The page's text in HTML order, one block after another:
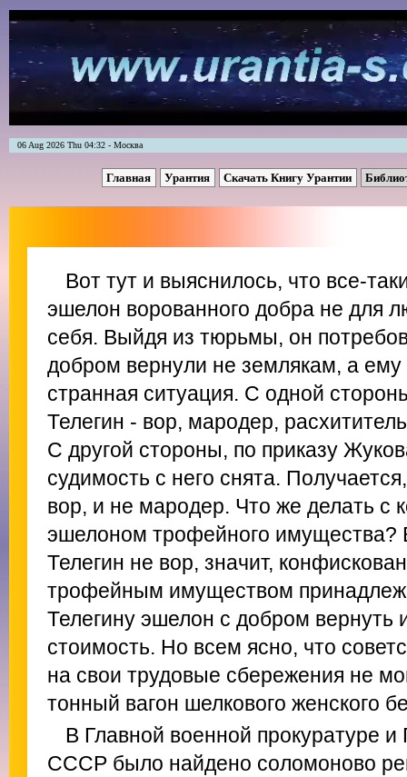
06 Aug 2026 Thu 04:32 - Москва
Главная Урантия Скачать Книгу Урантии
Вот тут и выяснилось, что все-
эшелон ворованного добра не для
себя. Выйдя из тюрьмы, он
добром вернули не землякам, а ему
странная ситуация. С одной
Телегин - вор, мародер,
С другой стороны, по приказу
судимость с него снята.
вор, и не мародер. Что же делать с
эшелоном трофейного имущества?
Телегин не вор, значит,
трофейным имуществом
Телегину эшелон с добром вернуть
стоимость. Но всем ясно, что
на свои трудовые сбережения не
тонный вагон шелкового женского
В Главной военной прокуратуре и
СССР было найдено соломоново